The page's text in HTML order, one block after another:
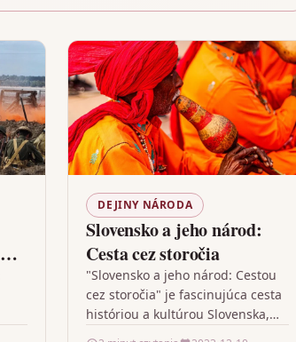
DEJINY NÁRODA
Slovensko a jeho národ:
Cesta cez storočia
"Slovensko a jeho národ: Cestou
cez storočia" je fascinujúca cesta
históriou a kultúrou Slovenska,